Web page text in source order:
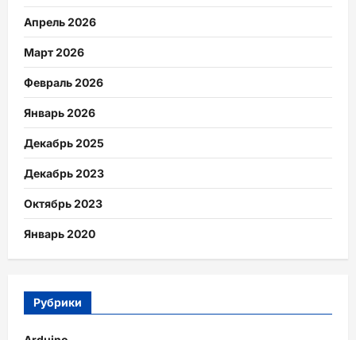
Апрель 2026
Март 2026
Февраль 2026
Январь 2026
Декабрь 2025
Декабрь 2023
Октябрь 2023
Январь 2020
Рубрики